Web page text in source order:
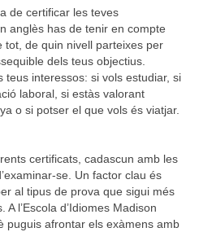
de certificar les teves
anglès has de tenir en compte
tot, de quin nivell parteixes per
dels teus objectius.
teus interessos: si vols estudiar, si
laboral, si estàs valorant
o si potser el que vols és viatjar.
certificats, cadascun amb les
se. Un factor clau és
al tipus de prova que sigui més
l’Escola d’Idiomes Madison
puguis afrontar els exàmens amb